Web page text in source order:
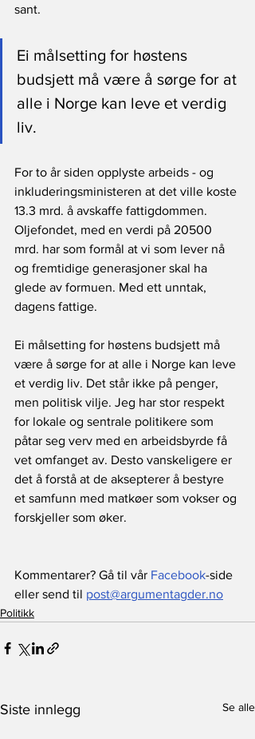
sant.
Ei målsetting for høstens
budsjett må være å sørge for at
alle i Norge kan leve et verdig
liv.
For to år siden opplyste arbeids - og
inkluderingsministeren at det ville koste
13.3 mrd. å avskaffe fattigdommen.
Oljefondet, med en verdi på 20500
mrd. har som formål at vi som lever nå
og fremtidige generasjoner skal ha
glede av formuen. Med ett unntak,
dagens fattige.
Ei målsetting for høstens budsjett må
være å sørge for at alle i Norge kan leve
et verdig liv. Det står ikke på penger,
men politisk vilje. Jeg har stor respekt
for lokale og sentrale politikere som
påtar seg verv med en arbeidsbyrde få
vet omfanget av. Desto vanskeligere er
det å forstå at de aksepterer å bestyre
et samfunn med matkøer som vokser og
forskjeller som øker.
Kommentarer? Gå til vår Facebook-side
eller send til post@argumentagder.no
Politikk
Siste innlegg Se alle